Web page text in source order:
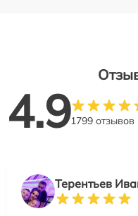
4.91799 отзывов
Терентьев